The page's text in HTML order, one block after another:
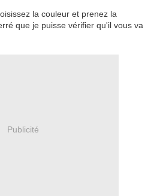
la couleur et prenez la
que je puisse vérifier qu'il vous va
Publicité